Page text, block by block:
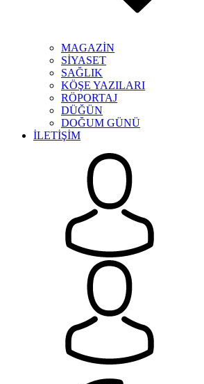
MAGAZİN
SİYASET
SAĞLIK
KÖŞE YAZILARI
RÖPORTAJ
DÜĞÜN
DOĞUM GÜNÜ
İLETİŞİM